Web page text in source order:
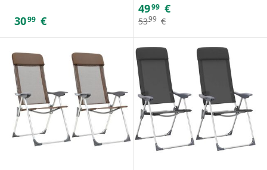
3099 €
4999 €
5399 €